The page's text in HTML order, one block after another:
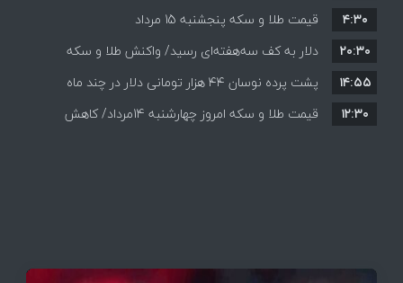
قیمت طلا و سکه پنجشنبه 15 مرداد
۴:۳۰
دلار به کف سه‌هفته‌ای رسید/ واکنش طلا و سکه
به بازگشایی تنگه هرمز
۲۰:۳۰
پشت پرده نوسان ۴۴ هزار تومانی دلار در چند ماه
۱۴:۵۵
قیمت طلا و سکه امروز چهارشنبه 14مرداد/ کاهش
۱۲:۳۰